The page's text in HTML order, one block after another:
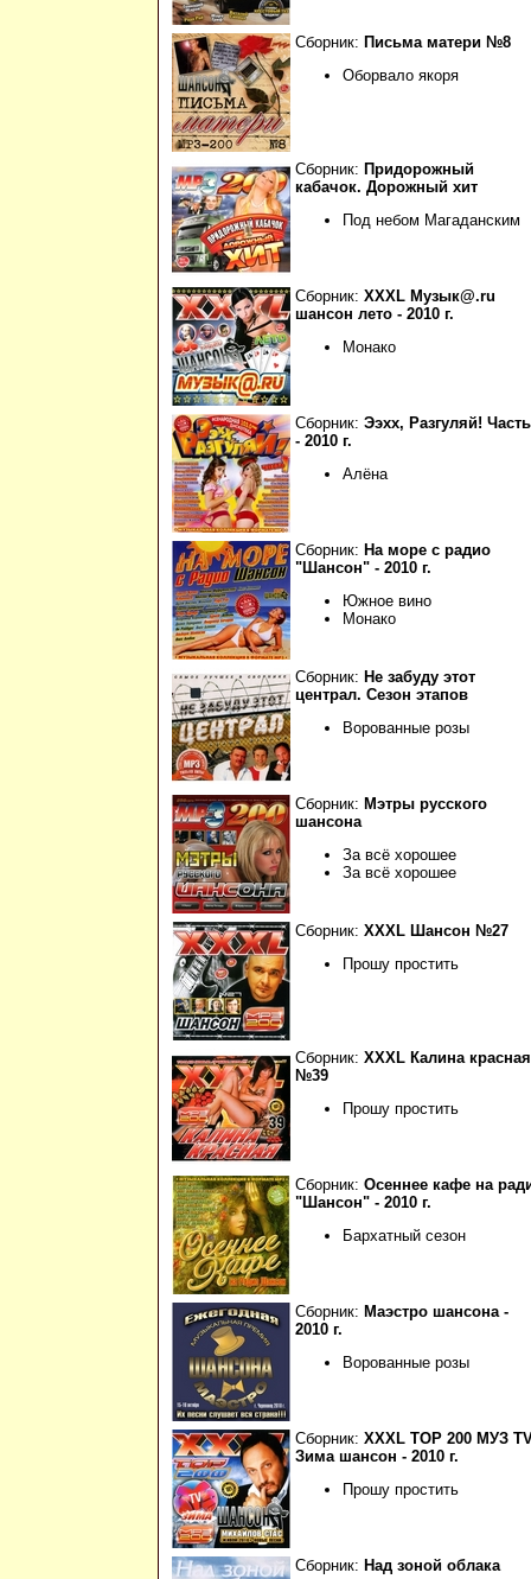
Сборник: Письма матери №8
Оборвало якоря
Сборник: Придорожный
кабачок. Дорожный хит
Под небом Магаданским
Сборник: XXXL Музык@.ru
шансон лето - 2010 г.
Монако
Сборник: Ээхх, Разгуляй!
- 2010 г.
Алёна
Сборник: На море с радио
"Шансон" - 2010 г.
Южное вино
Монако
Сборник: Не забуду этот
централ. Сезон этапов
Ворованные розы
Сборник: Мэтры русского
шансона
За всё хорошее
За всё хорошее
Сборник: XXXL Шансон №27
Прошу простить
Сборник: XXXL Калина красная
№39
Прошу простить
Сборник: Осеннее кафе на
"Шансон" - 2010 г.
Бархатный сезон
Сборник: Маэстро шансона -
2010 г.
Ворованные розы
Сборник: XXXL ТОР 200 МУЗ
Зима шансон - 2010 г.
Прошу простить
Сборник: Над зоной облака